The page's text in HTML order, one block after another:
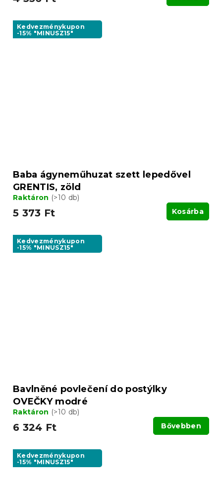
Kedvezménykupon
-15% "MINUSZ15"
Baba ágyneműhuzat szett lepedővel
GRENTIS, zöld
Raktáron (>10 db)
5 373 Ft Kosárba
Kedvezménykupon
-15% "MINUSZ15"
Bavlněné povlečení do postýlky
OVEČKY modré
Raktáron (>10 db)
6 324 Ft Bővebben
Kedvezménykupon
-15% "MINUSZ15"